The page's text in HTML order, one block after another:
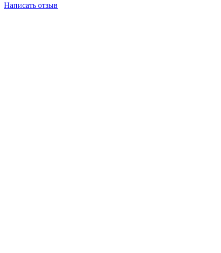
Написать отзыв